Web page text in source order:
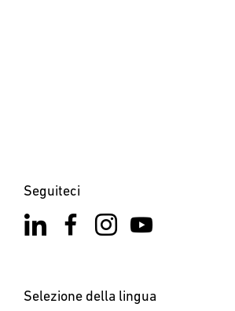
Seguiteci
Selezione della lingua